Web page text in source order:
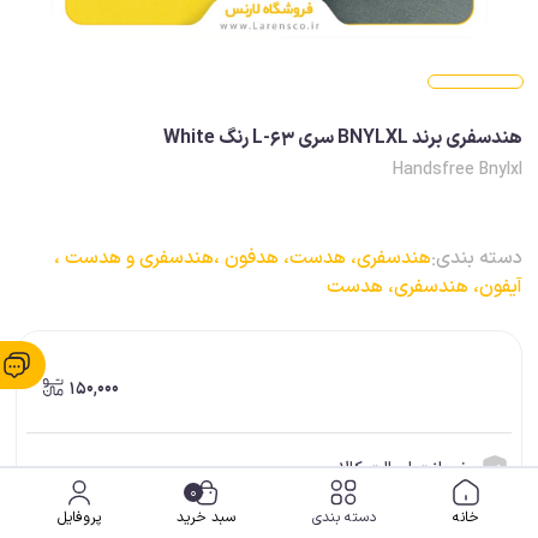
هندسفری برند BNYLXL سری L-63 رنگ White
Handsfree Bnylxl
دسته بندی:هندسفری، هدست، هدفون ،هندسفری و هدست ،
آیفون، هندسفری، هدست
150,000
ضمانت اصالت کالا
ارسال فوری (برای شهر شیراز)
پروفایل
0
سبد خرید دسته بندی خانه